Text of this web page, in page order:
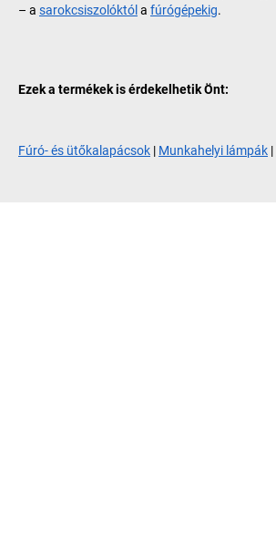
– a sarokcsiszolóktól a fúrógépekig.
Ezek a termékek is érdekelhetik Önt:
Fúró- és ütőkalapácsok | Munkahelyi lámpák |